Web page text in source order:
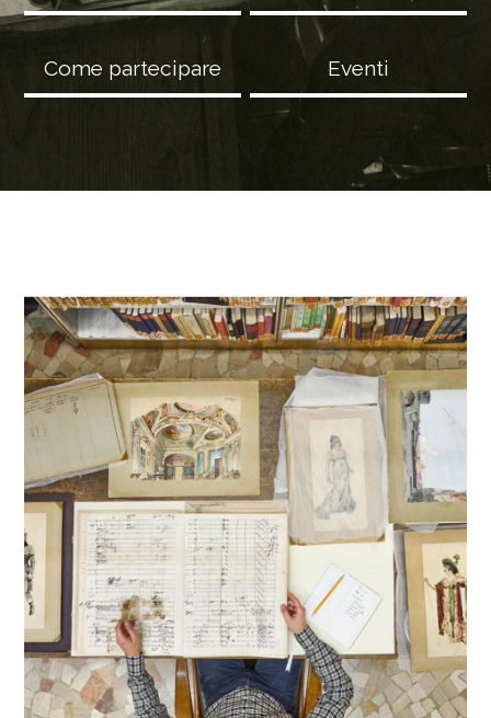
Come partecipare Eventi